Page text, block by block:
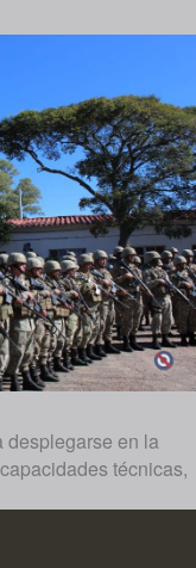
desplegarse en la
técnicas,